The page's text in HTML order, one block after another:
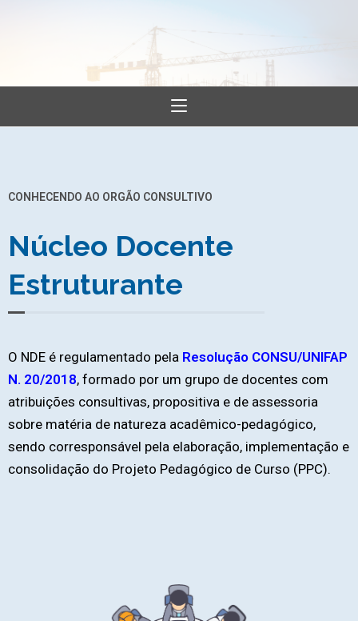
CONHECENDO AO ORGÃO CONSULTIVO
Núcleo Docente
Estruturante
O NDE é regulamentado pela Resolução CONSU/UNIFAP
N. 20/2018, formado por um grupo de docentes com
atribuições consultivas, propositiva e de assessoria
sobre matéria de natureza acadêmico-pedagógico,
sendo corresponsável pela elaboração, implementação e
consolidação do Projeto Pedagógico de Curso (PPC).